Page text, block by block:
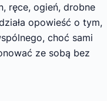
ręce, ogień, drobne
opowieść o tym,
choć sami
ze sobą bez